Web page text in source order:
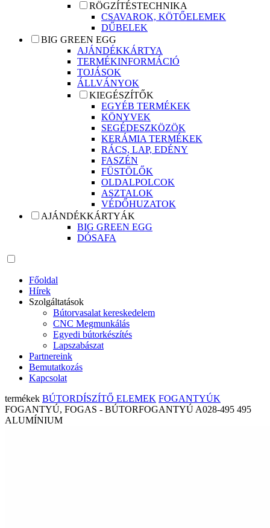
RÖGZÍTÉSTECHNIKA
CSAVAROK, KÖTŐELEMEK
DŰBELEK
BIG GREEN EGG
AJÁNDÉKKÁRTYA
TERMÉKINFORMÁCIÓ
TOJÁSOK
ÁLLVÁNYOK
KIEGÉSZÍTŐK
EGYÉB TERMÉKEK
KÖNYVEK
SEGÉDESZKÖZÖK
KERÁMIA TERMÉKEK
RÁCS, LAP, EDÉNY
FASZÉN
FÜSTÖLŐK
OLDALPOLCOK
ASZTALOK
VÉDŐHUZATOK
AJÁNDÉKKÁRTYÁK
BIG GREEN EGG
DÓSAFA
Főoldal
Hírek
Szolgáltatások
Bútorvasalat kereskedelem
CNC Megmunkálás
Egyedi bútorkészítés
Lapszabászat
Partnereink
Bemutatkozás
Kapcsolat
termékek BÚTORDÍSZÍTŐ ELEMEK FOGANTYÚK
FOGANTYÚ, FOGAS - BÚTORFOGANTYÚ A028-495 495
ALUMÍNIUM